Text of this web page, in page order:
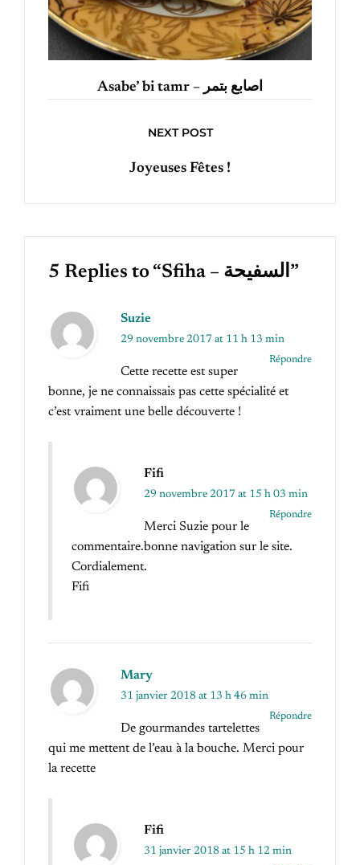
Asabe’ bi tamr – اصابع بتمر
NEXT POST
Joyeuses Fêtes !
5 Replies to “Sfiha – السفيحة”
Suzie
29 novembre 2017 at 11 h 13 min
Répondre
Cette recette est super
bonne, je ne connaissais pas cette spécialité et
c’est vraiment une belle découverte !
Fifi
29 novembre 2017 at 15 h 03 min
Répondre
Merci Suzie pour le
commentaire.bonne navigation sur le site.
Cordialement.
Fifi
Mary
31 janvier 2018 at 13 h 46 min
Répondre
De gourmandes tartelettes
qui me mettent de l’eau à la bouche. Merci pour
la recette
Fifi
31 janvier 2018 at 15 h 12 min